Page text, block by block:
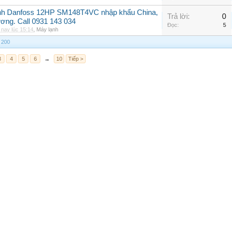
Danfoss 12HP SM148T4VC nhập khẩu China,
Call 0931 143 034
nay lúc 15:14 Máy lạnh
Trả lời: 0
Đọc: 5
200
4 5 6 → 10 Tiếp >